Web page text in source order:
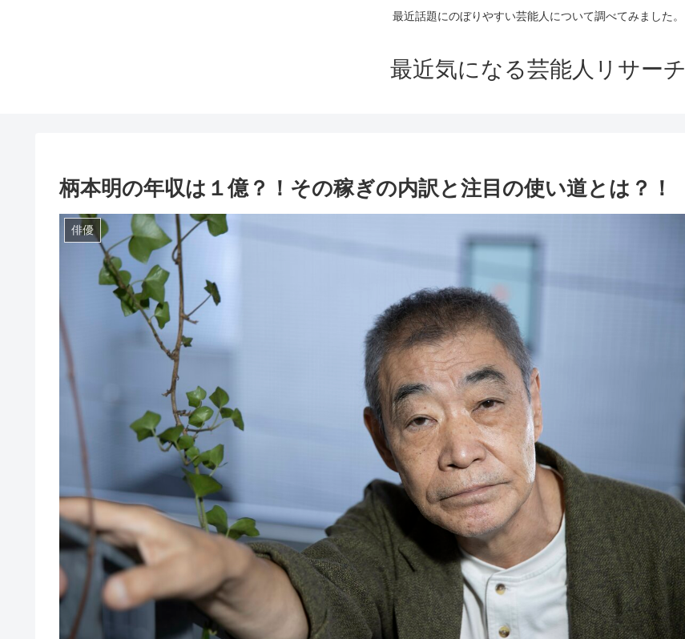
最近話題にのぼりやすい芸能人について調べてみました。
最近気になる芸能人リサーチ
柄本明の年収は１億？！その稼ぎの内訳と注目の使い道とは？！
俳優